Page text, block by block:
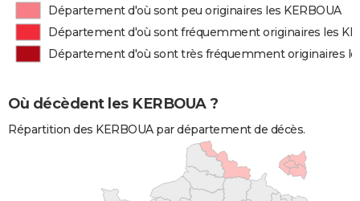
Département d'où sont peu originaires les KERBOUA
Département d'où sont fréquemment originaires les
Département d'où sont très fréquemment originaires
Où décèdent les KERBOUA ?
Répartition des KERBOUA par département de décès.